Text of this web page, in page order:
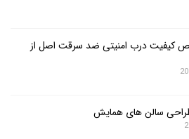
امنیتی ضد سرقت اصل از
های همایش